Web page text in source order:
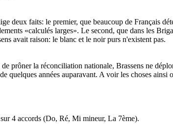
deux faits: le premier, que beaucoup de Français
«calculés larges». Le second, que dans les
avait raison: le blanc et le noir purs n'existent pas.
prôner la réconciliation nationale, Brassens ne
quelques années auparavant. A voir les choses
4 accords (Do, Ré, Mi mineur, La 7ème).